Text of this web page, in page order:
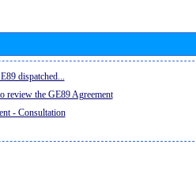
dispatched...
review the GE89 Agreement
- Consultation